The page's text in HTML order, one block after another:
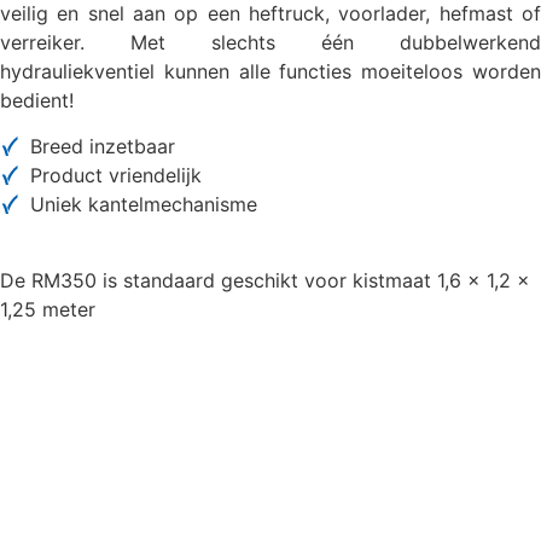
veilig en snel aan op een heftruck, voorlader, hefmast of
verreiker. Met slechts één dubbelwerkend
hydrauliekventiel kunnen alle functies moeiteloos worden
bedient!
Breed inzetbaar
Product vriendelijk
Uniek kantelmechanisme
De RM350 is standaard geschikt voor kistmaat 1,6 x 1,2 x
1,25 meter